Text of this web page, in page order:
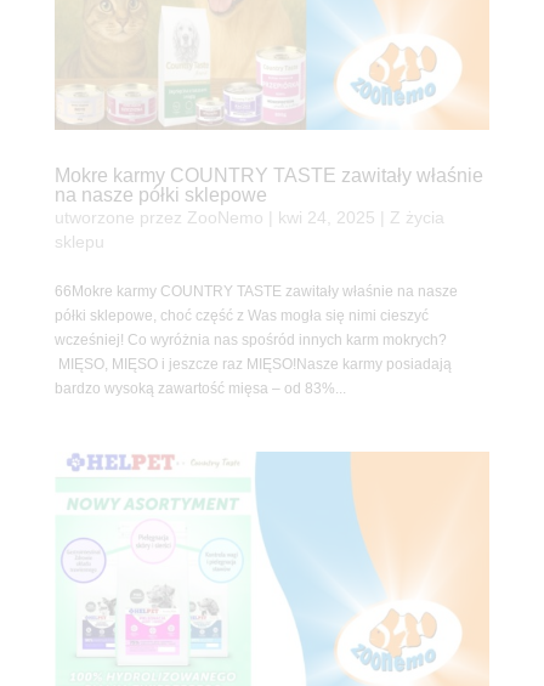
Mokre karmy COUNTRY TASTE zawitały właśnie
na nasze półki sklepowe
utworzone przez ZooNemo kwi 24, 2025
Z życia
sklepu
66Mokre karmy COUNTRY TASTE zawitały właśnie na nasze
półki sklepowe, choć część z Was mogła się nimi cieszyć
wcześniej! Co wyróżnia nas spośród innych karm mokrych?
MIĘSO, MIĘSO i jeszcze raz MIĘSO!Nasze karmy posiadają
bardzo wysoką zawartość mięsa – od 83%...